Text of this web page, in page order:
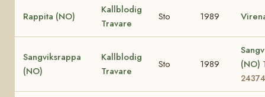
Rappita (NO)
Kallblodig
Travare
Sto 1989
Sangviksrappa
(NO)
Kallblodig
Travare
Sto 1989
(NO)
24374